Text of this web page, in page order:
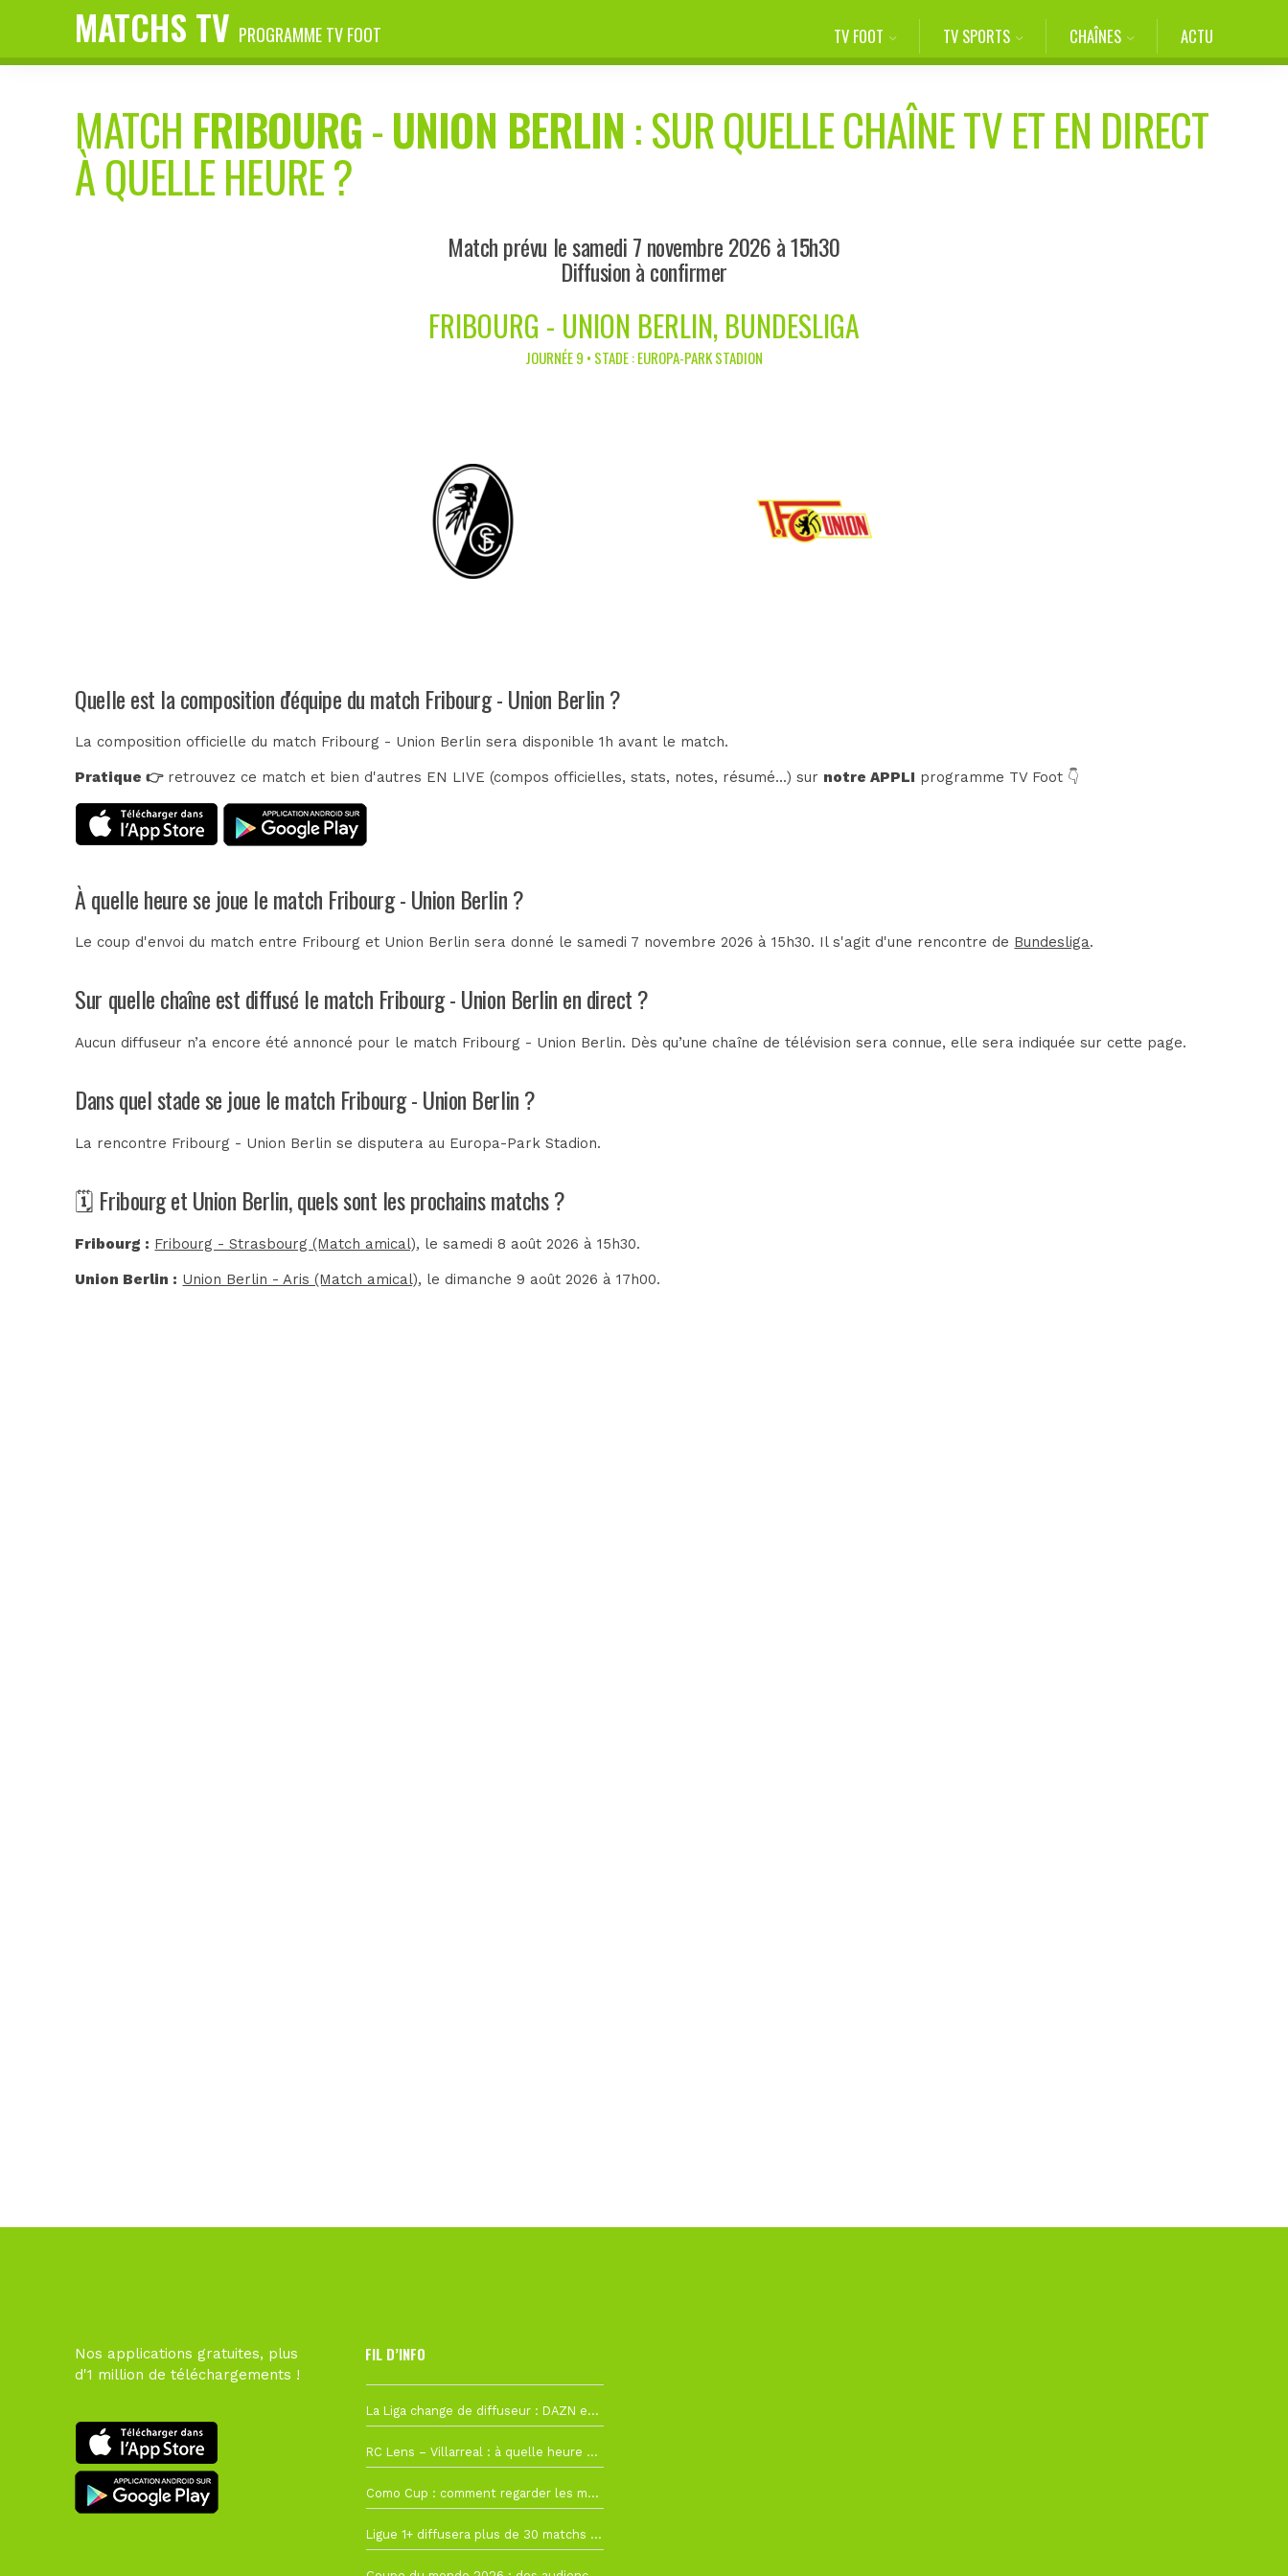
MATCHS TV PROGRAMME TV FOOT TV FOOT TV SPORTS CHAÎNES ACTU
MATCH FRIBOURG-UNION BERLIN : SUR QUELLE CHAÎNE TV ET EN DIRECT
À QUELLE HEURE ?
Match prévu le samedi 7 novembre 2026 à 15h30
Diffusion à confirmer
FRIBOURG - UNION BERLIN, BUNDESLIGA
JOURNÉE 9 • STADE : EUROPA-PARK STADION
Quelle est la composition d'équipe du match Fribourg - Union Berlin ?
La composition officielle du match Fribourg - Union Berlin sera disponible 1h avant le match.
Pratique 👉retrouvez ce match et bien d'autres EN LIVE (compos officielles, stats, notes, résumé...) sur notre APPLI programme TV Foot 👇
À quelle heure se joue le match Fribourg - Union Berlin ?
Le coup d'envoi du match entre Fribourg et Union Berlin sera donné le samedi 7 novembre 2026 à 15h30. Il s'agit d'une rencontre de Bundesliga.
Sur quelle chaîne est diffusé le match Fribourg - Union Berlin en direct ?
Aucun diffuseur n’a encore été annoncé pour le match Fribourg - Union Berlin. Dès qu’une chaîne de télévision sera connue, elle sera indiquée sur cette page.
Dans quel stade se joue le match Fribourg - Union Berlin ?
La rencontre Fribourg - Union Berlin se disputera au Europa-Park Stadion.
🗓️ Fribourg et Union Berlin, quels sont les prochains matchs ?
Fribourg : Fribourg - Strasbourg (Match amical), le samedi 8 août 2026 à 15h30.
Union Berlin : Union Berlin - Aris (Match amical), le dimanche 9 août 2026 à 17h00.
Nos applications gratuites, plus
d'1 million de téléchargements !
FIL D’INFO
La Liga change de diffuseur : DAZN et Disney+ remplacent beIN Sports !
RC Lens – Villarreal : à quelle heure et sur quelle chaîne voir la finale de la Como Cup ?
Como Cup : comment regarder les matchs du RC Lens en direct ?
Ligue 1+ diffusera plus de 30 matchs amicaux avant la reprise de la Ligue 1